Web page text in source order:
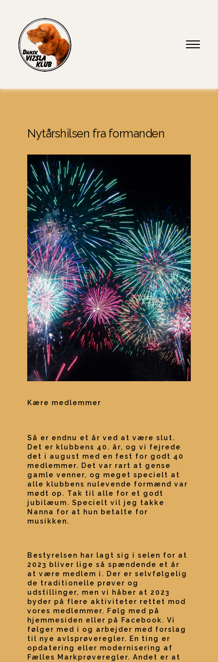
Nytårshilsen fra formanden
Kære medlemmer
Så er endnu et år ved at være slut.
Det er klubbens 40. år, og vi fejrede
det i august med en fest for godt 40
medlemmer. Det var rart at gense
gamle venner, og meget specielt at
alle klubbens nulevende formænd var
mødt op. Tak til alle for et godt
jubilæum. Specielt vil jeg takke
Nanna for at hun betalte for
musikken.
Bestyrelsen har lagt sig i selen for at
2023 bliver lige så spændende et år
at være medlem i. Der er selvfølgelig
de traditionelle prøver og
udstillinger, men vi håber at 2023
byder på flere aktiviteter rettet mod
vores medlemmer. Følg med på
hjemmesiden eller på Facebook. Vi
følger med i og arbejder med forslag
til nye avlsprøveregler. En ting er
opdatering eller modernisering af
Fælles Markprøveregler. Andet er at